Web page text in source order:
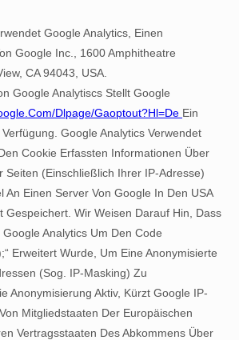
Google Analytics, Einen
Google Inc., 1600 Amphitheatre
CA 94043, USA.
Google Analytiscs Stellt Google
dlpage/gaoptout?hl=de Ein
Google Analytics Verwendet
Cookie Erfassten Informationen Über
Seiten (einschließlich Ihrer IP-Adresse)
An Einen Server Von Google In Den USA
Gespeichert. Wir Weisen Darauf Hin, Dass
Analytics Um Den Code
Erweitert Wurde, Um Eine Anonymisierte
(sog. IP-Masking) Zu
Anonymisierung Aktiv, Kürzt Google IP-
Mitgliedstaaten Der Europäischen
Vertragsstaaten Des Abkommens Über